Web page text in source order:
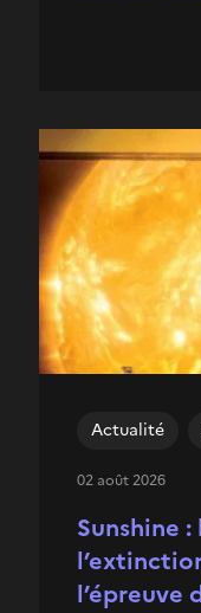
Sunshine
l’épreuve
Actualité
02 août 2026